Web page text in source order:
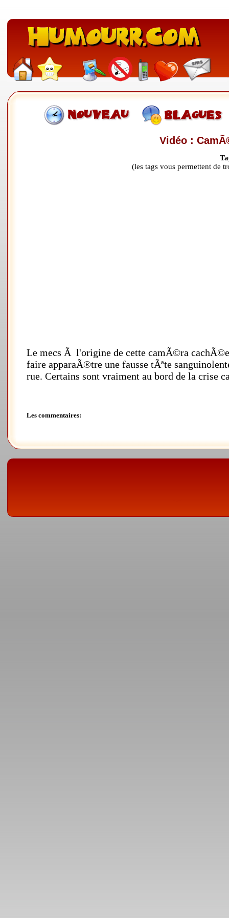
Vidéo :
(les tags vous permettent de
Le mecs Ã l'origine de cette camÃ©ra
faire apparaÃ®tre une fausse tÃªte
rue. Certains sont vraiment au bord de la crise
Les commentaires: